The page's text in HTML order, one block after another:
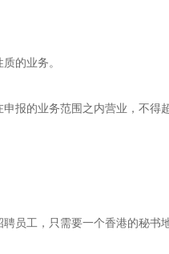
的业务。
的业务范围之内营业，不得
工，只需要一个香港的秘书